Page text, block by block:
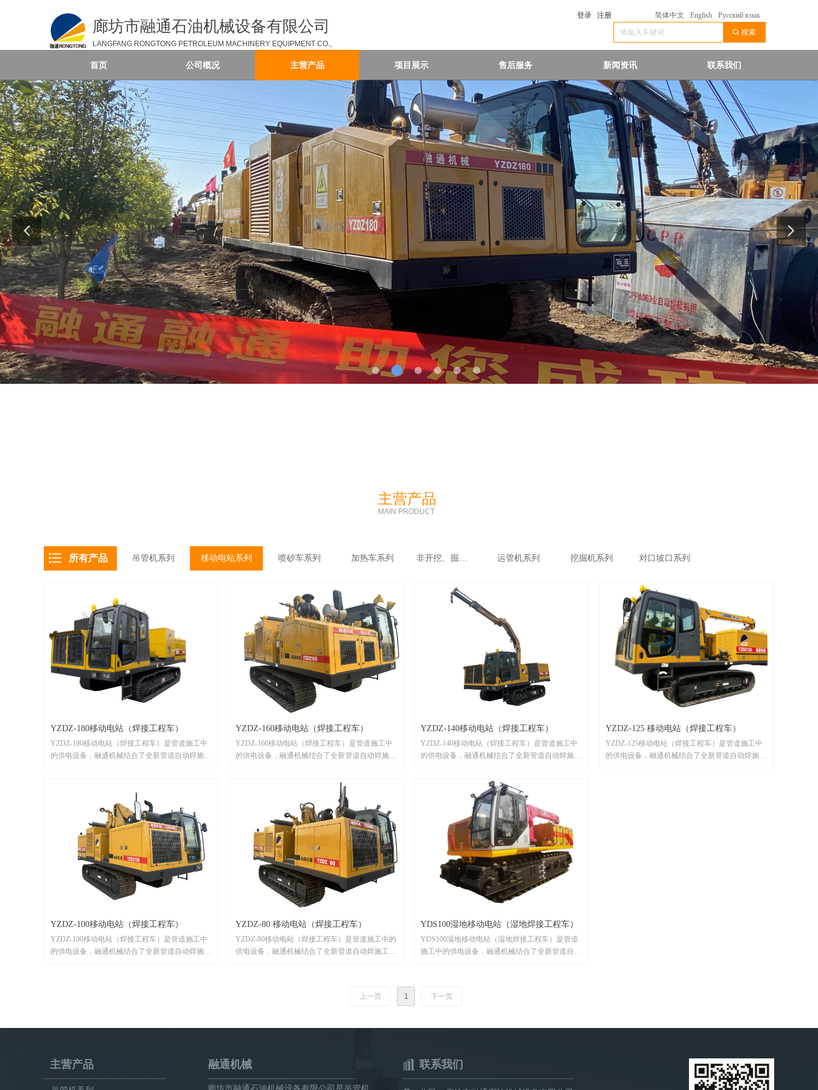
首页 公司概况 主营产品 项目展示 售后服务 新闻资讯 联系我们
简体中文 English Русский язык
끠 搜索
廊坊市融通石油机械设备有限公司
LANGFANG RONGTONG PETROLEUM MACHINERY EQUIPMENT CO.,
登录 注册
YZDZ-180移动电站（焊接工程车）
YZDZ-180移动电站（焊接工程车）是管道施工中
的供电设备，融通机械结合了全新管道自动焊施工
需要我们的移动电站（焊接工程车），请联系我
YZDZ-160移动电站（焊接工程车）
YZDZ-160移动电站（焊接工程车）是管道施工中
的供电设备，融通机械结合了全新管道自动焊施工
需要我们的移动电站（焊接工程车），请联系我
YZDZ-140移动电站（焊接工程车）
YZDZ-140移动电站（焊接工程车）是管道施工中
的供电设备，融通机械结合了全新管道自动焊施工
施工中不同的工况环境。如果您在长输管道施工中
需要我们的移动电站（焊接工程车），请联系我
YZDZ-125 移动电站（焊接工程车）
YZDZ-125移动电站（焊接工程车）是管道施工中
的供电设备，融通机械结合了全新管道自动焊施工
YZDZ-100移动电站（焊接工程车）
YZDZ-100移动电站（焊接工程车）是管道施工中
的供电设备，融通机械结合了全新管道自动焊施工
YZDZ-80 移动电站（焊接工程车）
YZDZ-80移动电站（焊接工程车）是管道施工中的
供电设备，融通机械结合了全新管道自动焊施工工
YDS100湿地移动电站（湿地焊接工程车）
YDS100湿地移动电站（湿地焊接工程车）是管道
施工中的供电设备，融通机械结合了全新管道自动
接工程车），请联系我们！
上一页 1 下一页
主营产品
MAIN PRODUCT
所有产品 吊管机系列 移动电站系列 喷砂车系列 加热车系列 非开挖、掘进及破碎筛分系列 运管机系列 挖掘机系列 对口坡口系列
联系我们
融通机械
主营产品